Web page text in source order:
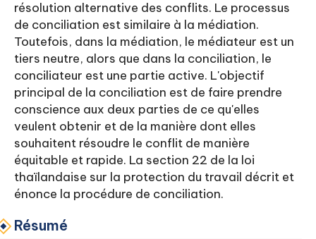
résolution alternative des conflits. Le processus
de conciliation est similaire à la médiation.
Toutefois, dans la médiation, le médiateur est un
tiers neutre, alors que dans la conciliation, le
conciliateur est une partie active. L'objectif
principal de la conciliation est de faire prendre
conscience aux deux parties de ce qu'elles
veulent obtenir et de la manière dont elles
souhaitent résoudre le conflit de manière
équitable et rapide. La section 22 de la loi
thaïlandaise sur la protection du travail décrit et
énonce la procédure de conciliation.
Résumé